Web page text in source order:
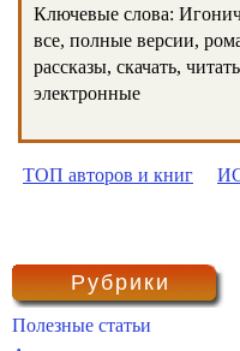
Ключевые слова:
все, полные версии,
рассказы, скачать,
электронные
ТОП авторов и книг
Рубрики
Полезные статьи